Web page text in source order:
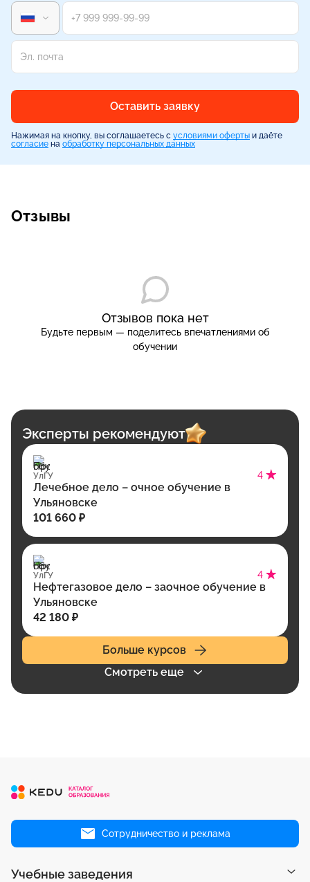
Оставить заявку
Нажимая на кнопку, вы соглашаетесь с условиями оферты и даёте
согласие на обработку персональных данных
Эксперты рекомендуют
УлГУ 4
Лечебное дело – очное обучение в
Ульяновске
101 660 ₽
УлГУ 4
Нефтегазовое дело – заочное обучение в
Ульяновске
42 180 ₽
Больше курсов
Смотреть еще
Отзывы
Отзывов пока нет
Будьте первым — поделитесь впечатлениями об
обучении
Сотрудничество и реклама
Учебные заведения